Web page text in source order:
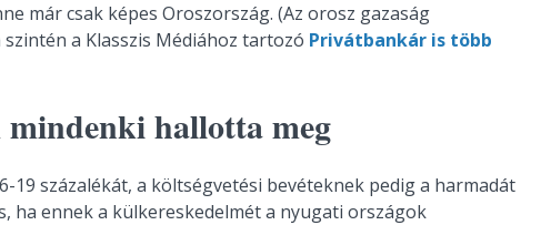
már csak képes Oroszország. (Az orosz gazaság
a Klasszis Médiához tartozó Privátbankár is több
mindenki hallotta meg
19 százalékát, a költségvetési bevéteknek pedig a harmadát
ha ennek a külkereskedelmét a nyugati országok